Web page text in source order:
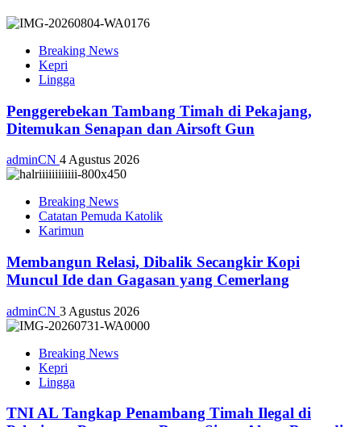
Breaking News
Kepri
Lingga
Penggerebekan Tambang Timah di Pekajang,
Ditemukan Senapan dan Airsoft Gun
adminCN 4 Agustus 2026
Breaking News
Catatan Pemuda Katolik
Karimun
Membangun Relasi, Dibalik Secangkir Kopi
Muncul Ide dan Gagasan yang Cemerlang
adminCN 3 Agustus 2026
Breaking News
Kepri
Lingga
TNI AL Tangkap Penambang Timah Ilegal di